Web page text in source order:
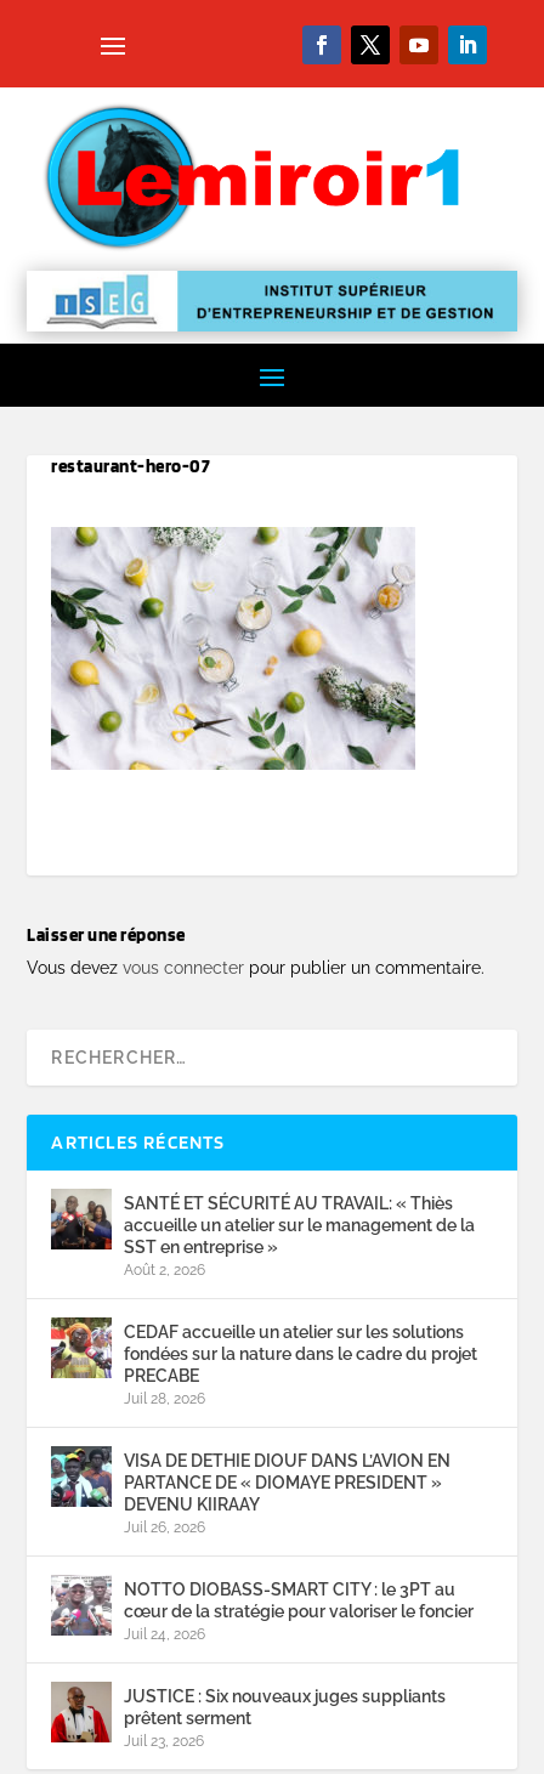
restaurant-hero-07
Laisser une réponse
Vous devezvous connecter pour publier un commentaire.
ARTICLES RÉCENTS
SANTÉ ET SÉCURITÉ AU TRAVAIL: « Thiès
accueille un atelier sur le management de la
SST en entreprise »
Août 2, 2026
CEDAF accueille un atelier sur les solutions
fondées sur la nature dans le cadre du projet
PRECABE
Juil 28, 2026
VISA DE DETHIE DIOUF DANS L’AVION EN
PARTANCE DE « DIOMAYE PRESIDENT »
DEVENU KIIRAAY
Juil 26, 2026
NOTTO DIOBASS-SMART CITY : le 3PT au
cœur de la stratégie pour valoriser le foncier
Juil 24, 2026
JUSTICE : Six nouveaux juges suppliants
prêtent serment
Juil 23, 2026